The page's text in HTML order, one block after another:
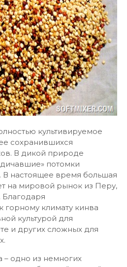
культивируемое
сохранившихся
В дикой природе
потомки
В настоящее время большая
на мировой рынок из Перу,
горному климату кинва
культурой для
и других сложных для
– одно из немногих